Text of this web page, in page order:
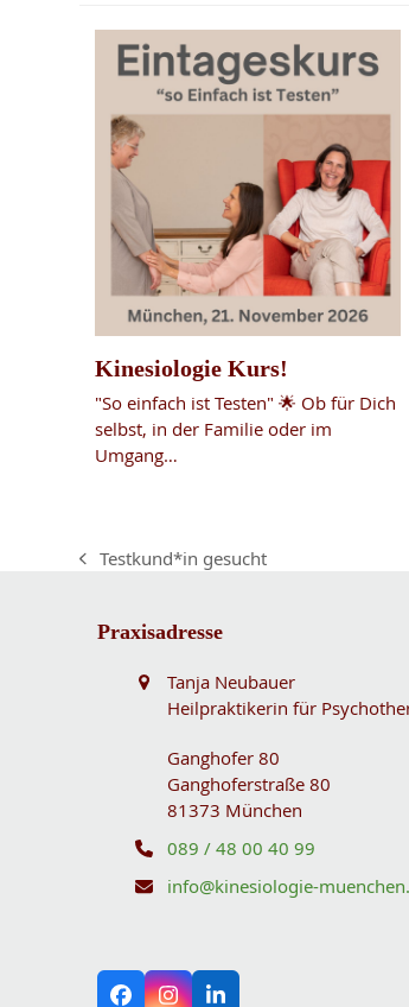
Kinesiologie Kurs!
"So einfach ist Testen" 🌟 Ob für Dich
selbst, in der Familie oder im
Umgang…
vorheriger
Testkund*in gesucht
Praxisadresse
Tanja Neubauer
Heilpraktikerin für
Ganghofer 80
Ganghoferstraße 80
81373 München
089 / 48 00 40 99
info@kinesiologie-